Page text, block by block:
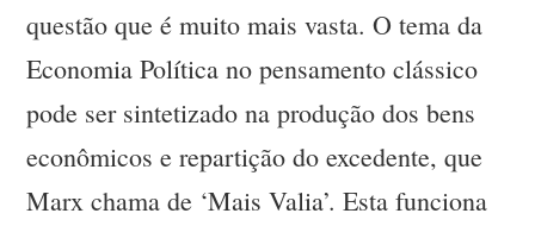
questão que é muito mais vasta. O tema da
Economia Política no pensamento clássico
pode ser sintetizado na produção dos bens
econômicos e repartição do excedente, que
Marx chama de ‘Mais Valia’. Esta funciona